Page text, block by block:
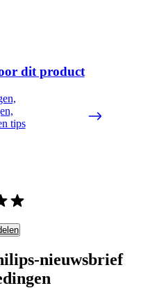
dit product
tips
nieuwsbrief